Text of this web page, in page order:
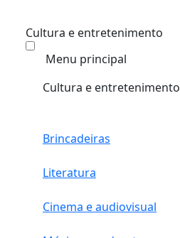
Cultura e entretenimento
Menu principal
Cultura e entretenimento
Brincadeiras
Literatura
Cinema e audiovisual